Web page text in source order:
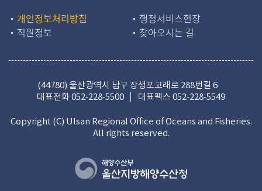
개인정보처리방침
행정서비스헌장
직원정보
찾아오시는 길
(44780) 울산광역시 남구 장생포고래로 288번길 6
대표전화052-228-5500 대표팩스 052-228-5549
Copyright (C) Ulsan Regional Office of Oceans and Fisheries.
All rights reserved.